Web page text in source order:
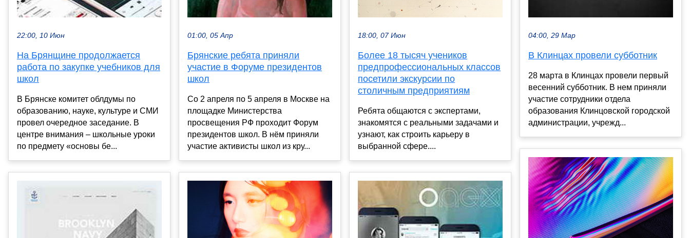
22:00, 10 Июн
На Брянщине продолжается
работа по закупке учебников для
школ
В Брянске комитет облдумы по
образованию, науке, культуре и СМИ
провел очередное заседание. В
центре внимания – школьные уроки
по предмету «основы бе...
01:00, 05 Апр
Брянские ребята приняли
участие в Форуме президентов
школ
Со 2 апреля по 5 апреля в Москве на
площадке Министерства
просвещения РФ проходит Форум
президентов школ. В нём приняли
участие активисты школ из кру...
18:00, 07 Июн
Более 18 тысяч учеников
предпрофессиональных классов
посетили экскурсии по
столичным предприятиям
Ребята общаются с экспертами,
знакомятся с реальными задачами и
узнают, как строить карьеру в
выбранной сфере....
04:00, 29 Мар
В Клинцах провели субботник
28 марта в Клинцах провели первый
весенний субботник. В нем приняли
участие сотрудники отдела
образования Клинцовской городской
администрации, учрежд...